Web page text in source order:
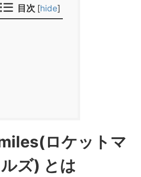
目次 [hide]
ロケットマ
ズ) とは